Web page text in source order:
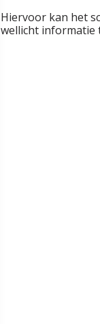
Hiervoor kan het
wellicht informatie